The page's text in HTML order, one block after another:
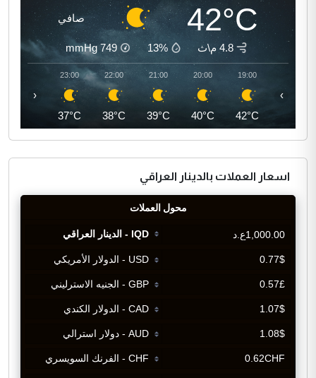
42°C صافي
4.8 م\ث 13%
749
mmHg
19:00
42°C
20:00
40°C
21:00
39°C
22:00
38°C
23:00
37°C
‹ ›
اسعار العملات بالدينار العراقي